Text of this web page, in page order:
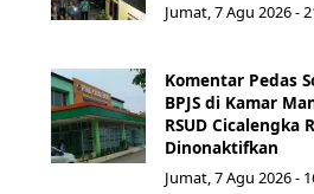
Jumat, 7 Agu 2026 -
Komentar Pedas
BPJS di Kamar
RSUD Cicalengka
Dinonaktifkan
Jumat, 7 Agu 2026 -